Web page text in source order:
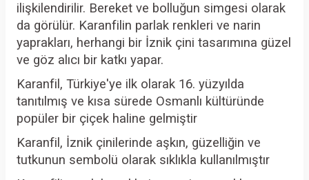
ilişkilendirilir. Bereket ve bolluğun simgesi olarak
da görülür. Karanfilin parlak renkleri ve narin
yaprakları, herhangi bir İznik çini tasarımına güzel
ve göz alıcı bir katkı yapar.
Karanfil, Türkiye'ye ilk olarak 16. yüzyılda
tanıtılmış ve kısa sürede Osmanlı kültüründe
popüler bir çiçek haline gelmiştir
Karanfil, İznik çinilerinde aşkın, güzelliğin ve
tutkunun sembolü olarak sıklıkla kullanılmıştır